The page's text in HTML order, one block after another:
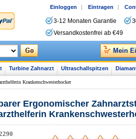
Einloggen | Eintragen |
3-12 Monaten Garantie
Versandkostenfrei ab €49
Mein
Turbine Zahnarzt Ultraschallspitzen
Krankenschwesterhocker
Ergonomischer